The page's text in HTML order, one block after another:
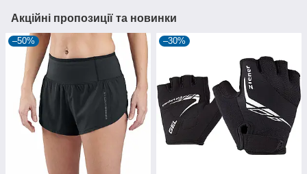
Акційні пропозиції та новинки
–50% –30%